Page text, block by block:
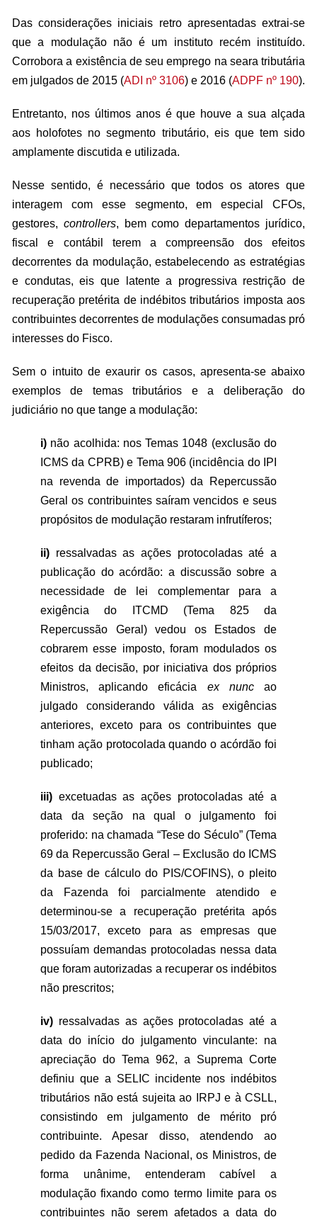
Das considerações iniciais retro apresentadas extrai-se
que a modulação não é um instituto recém instituído.
Corrobora a existência de seu emprego na seara tributária
em julgados de 2015 (ADI nº 3106) e 2016 (ADPF nº 190).
Entretanto, nos últimos anos é que houve a sua alçada
aos holofotes no segmento tributário, eis que tem sido
amplamente discutida e utilizada.
Nesse sentido, é necessário que todos os atores que
interagem com esse segmento, em especial CFOs,
gestores, controllers, bem como departamentos jurídico,
fiscal e contábil terem a compreensão dos efeitos
decorrentes da modulação, estabelecendo as estratégias
e condutas, eis que latente a progressiva restrição de
recuperação pretérita de indébitos tributários imposta aos
contribuintes decorrentes de modulações consumadas pró
interesses do Fisco.
Sem o intuito de exaurir os casos, apresenta-se abaixo
exemplos de temas tributários e a deliberação do
judiciário no que tange a modulação:
i) não acolhida: nos Temas 1048 (exclusão do
ICMS da CPRB) e Tema 906 (incidência do IPI
na revenda de importados) da Repercussão
Geral os contribuintes saíram vencidos e seus
propósitos de modulação restaram infrutíferos;
ii) ressalvadas as ações protocoladas até a
publicação do acórdão: a discussão sobre a
necessidade de lei complementar para a
exigência do ITCMD (Tema 825 da
Repercussão Geral) vedou os Estados de
cobrarem esse imposto, foram modulados os
efeitos da decisão, por iniciativa dos próprios
Ministros, aplicando eficácia ex nuncao
julgado considerando válida as exigências
anteriores, exceto para os contribuintes que
tinham ação protocolada quando o acórdão foi
publicado;
iii) excetuadas as ações protocoladas até a
data da seção na qual o julgamento foi
proferido: na chamada “Tese do Século” (Tema
69 da Repercussão Geral – Exclusão do ICMS
da base de cálculo do PIS/COFINS), o pleito
da Fazenda foi parcialmente atendido e
determinou-se a recuperação pretérita após
15/03/2017, exceto para as empresas que
possuíam demandas protocoladas nessa data
que foram autorizadas a recuperar os indébitos
não prescritos;
iv) ressalvadas as ações protocoladas até a
data do início do julgamento vinculante: na
apreciação do Tema 962, a Suprema Corte
definiu que a SELIC incidente nos indébitos
tributários não está sujeita ao IRPJ e à CSLL,
consistindo em julgamento de mérito pró
contribuinte. Apesar disso, atendendo ao
pedido da Fazenda Nacional, os Ministros, de
forma unânime, entenderam cabível a
modulação fixando como termo limite para os
contribuintes não serem afetados a data do